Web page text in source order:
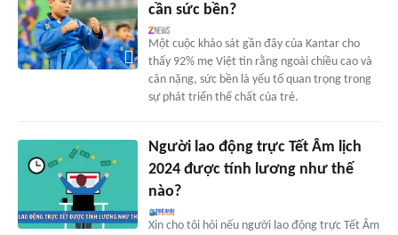
cần sức bền?
Một cuộc khảo sát gần đây của Kantar cho
thấy 92% mẹ Việt tin rằng ngoài chiều cao và
cân nặng, sức bền là yếu tố quan trọng trong
sự phát triển thể chất của trẻ.
Người lao động trực Tết Âm lịch
2024 được tính lương như thế
nào?
Xin cho tôi hỏi nếu người lao động trực Tết Âm